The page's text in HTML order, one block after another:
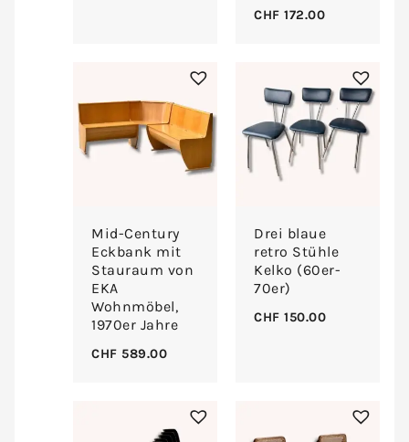
CHF 172.00
Mid-Century
Eckbank mit
Stauraum von
EKA
Wohnmöbel,
1970er Jahre
CHF 589.00
Drei blaue
retro Stühle
Kelko (60er-
70er)
CHF 150.00